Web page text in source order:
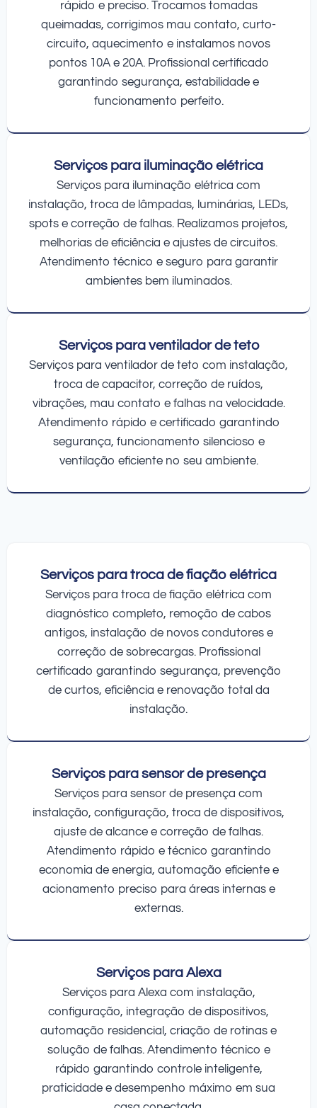
rápido e preciso. Trocamos tomadas
queimadas, corrigimos mau contato, curto-
circuito, aquecimento e instalamos novos
pontos 10A e 20A. Profissional certificado
garantindo segurança, estabilidade e
funcionamento perfeito.
Serviços para iluminação elétrica
Serviços para iluminação elétrica com
instalação, troca de lâmpadas, luminárias, LEDs,
spots e correção de falhas. Realizamos projetos,
melhorias de eficiência e ajustes de circuitos.
Atendimento técnico e seguro para garantir
ambientes bem iluminados.
Serviços para ventilador de teto
Serviços para ventilador de teto com instalação,
troca de capacitor, correção de ruídos,
vibrações, mau contato e falhas na velocidade.
Atendimento rápido e certificado garantindo
segurança, funcionamento silencioso e
ventilação eficiente no seu ambiente.
Serviços para troca de fiação elétrica
Serviços para troca de fiação elétrica com
diagnóstico completo, remoção de cabos
antigos, instalação de novos condutores e
correção de sobrecargas. Profissional
certificado garantindo segurança, prevenção
de curtos, eficiência e renovação total da
instalação.
Serviços para sensor de presença
Serviços para sensor de presença com
instalação, configuração, troca de dispositivos,
ajuste de alcance e correção de falhas.
Atendimento rápido e técnico garantindo
economia de energia, automação eficiente e
acionamento preciso para áreas internas e
externas.
Serviços para Alexa
Serviços para Alexa com instalação,
configuração, integração de dispositivos,
automação residencial, criação de rotinas e
solução de falhas. Atendimento técnico e
rápido garantindo controle inteligente,
praticidade e desempenho máximo em sua